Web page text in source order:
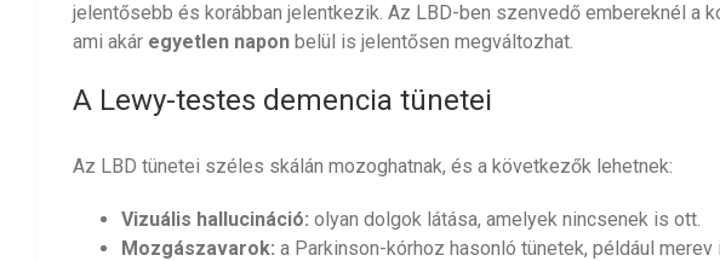
jelentősebb és korábban jelentkezik. Az LBD-ben szenvedő embereknél a
ami akár egyetlen napon belül is jelentősen megváltozhat.
A Lewy-testes demencia tünetei
Az LBD tünetei széles skálán mozoghatnak, és a következők lehetnek:
Vizuális hallucináció: olyan dolgok látása, amelyek nincsenek is ott.
Mozgászavarok: a Parkinson-kórhoz hasonló tünetek, például